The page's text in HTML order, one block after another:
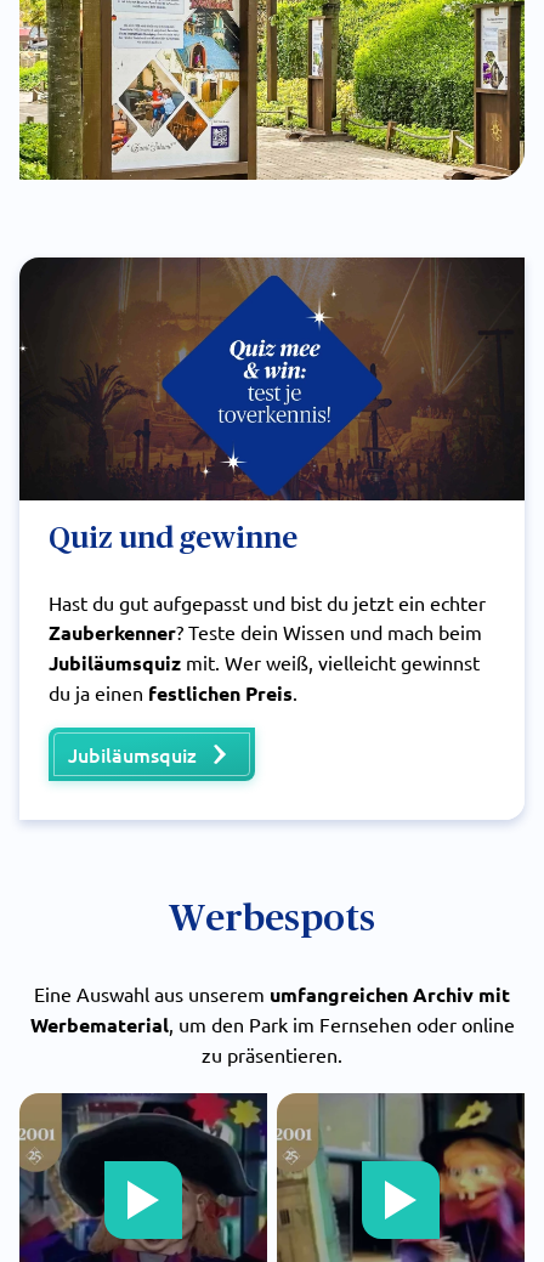
Quiz und gewinne
Hast du gut aufgepasst und bist du jetzt ein echter
Zauberkenner? Teste dein Wissen und mach beim
Jubiläumsquiz mit. Wer weiß, vielleicht gewinnst
du ja einen festlichen Preis.
Jubiläumsquiz
Werbespots
Eine Auswahl aus unserem umfangreichen Archiv mit
Werbematerial, um den Park im Fernsehen oder online
zu präsentieren.